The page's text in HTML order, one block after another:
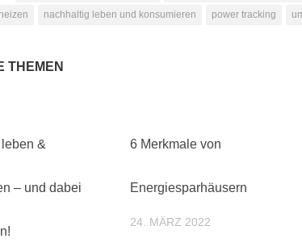
nachhaltig leben und konsumieren power tracking
&
– und dabei
6 Merkmale von
Energiesparhäusern
24. MÄRZ 2022